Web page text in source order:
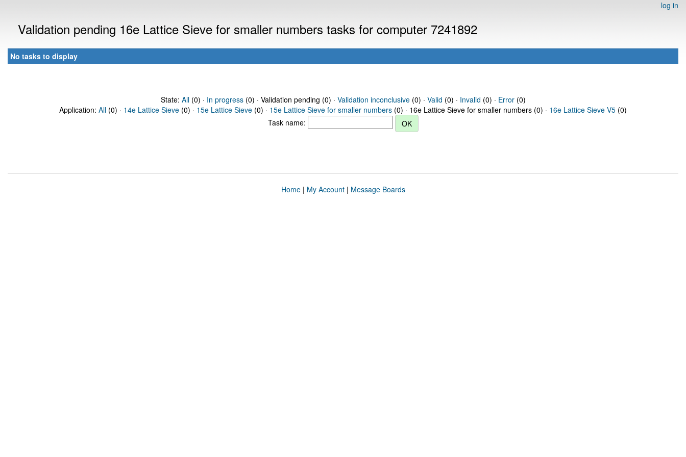
log in
Validation pending 16e Lattice Sieve for smaller numbers tasks for computer 7241892
No tasks to display
State: All(0) · In progress(0) · Validation pending (0) · Validation inconclusive(0) · Valid (0) · Invalid (0) · Error(0)
Application: All (0) · 14e Lattice Sieve (0) · 15e Lattice Sieve (0) · 15e Lattice Sieve for smaller numbers (0) · 16e Lattice Sieve for smaller numbers (0) · 16e Lattice Sieve V5 (0)
Task name:
Home| My Account| Message Boards